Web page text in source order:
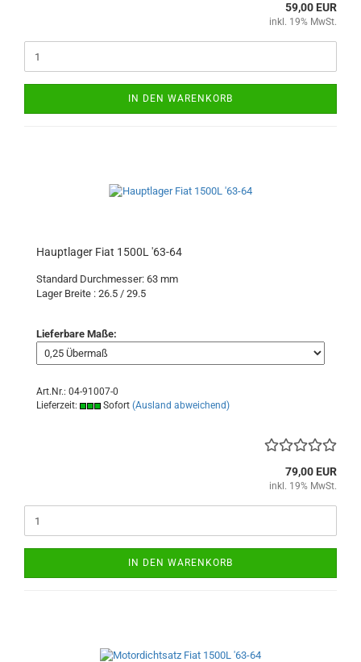
59,00 EUR
inkl. 19% MwSt.
IN DEN WARENKORB
Hauptlager Fiat 1500L '63-64
Standard Durchmesser: 63 mm
Lager Breite : 26.5 / 29.5
Lieferbare Maße:
Art.Nr.: 04-91007-0
Lieferzeit:
Sofort (Ausland abweichend)
79,00 EUR
inkl. 19% MwSt.
IN DEN WARENKORB